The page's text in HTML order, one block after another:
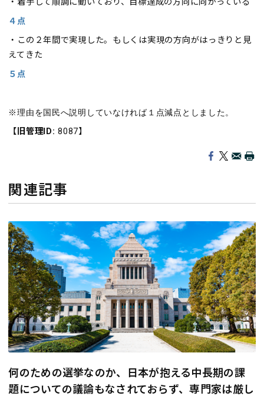
・着手して順調に動いており、目標達成の方向に向かっている
４点
・この２年間で実現した。もしくは実現の方向がはっきりと見
えてきた
５点
※理由を国民へ説明していなければ１点減点としました。
【旧管理ID:8087】
関連記事
何のための選挙なのか、日本が抱える中長期の課
題についての議論もなされておらず、専門家は厳し